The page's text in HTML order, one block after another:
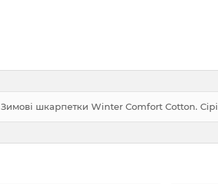
Зимові шкарпетки Winter Comfort Cotton. Сірі